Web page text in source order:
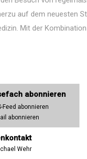
auf dem neuesten
Mit der
abonnieren
Feed abonnieren
abonnieren
Wehr